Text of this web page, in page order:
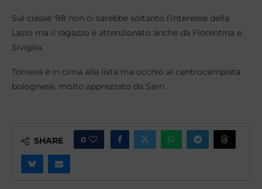
Sul classe ‘98 non ci sarebbe soltanto l’interesse della
Lazio ma il ragazzo è attenzionato anche da Fiorentina e
Siviglia.
Torreira è in cima alla lista ma occhio al centrocampista
bolognese, molto apprezzato da Sarri.
SHARE 0